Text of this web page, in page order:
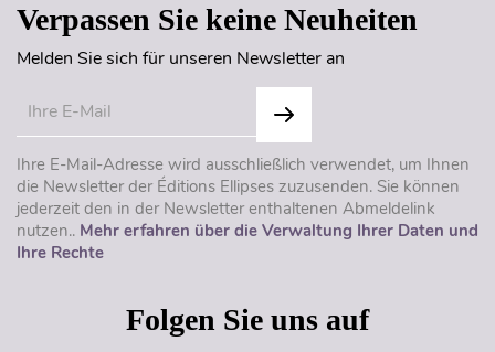
Verpassen Sie keine Neuheiten
Melden Sie sich für unseren Newsletter an
Ihre E-Mail-Adresse wird ausschließlich verwendet, um Ihnen
die Newsletter der Éditions Ellipses zuzusenden. Sie können
jederzeit den in der Newsletter enthaltenen Abmeldelink
nutzen.. Mehr erfahren über die Verwaltung Ihrer Daten und
Ihre Rechte
Folgen Sie uns auf